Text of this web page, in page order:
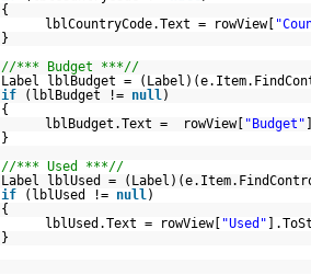
{
lblCountryCode.Text = rowView[
}
//*** Budget ***//
Label lblBudget =
if (lblBudget != null)
{
lblBudget.Text = rowView[ "Budget"
}
//*** Used ***//
Label lblUsed =
if (lblUsed != null)
{
lblUsed.Text = rowView[ "Used"
}